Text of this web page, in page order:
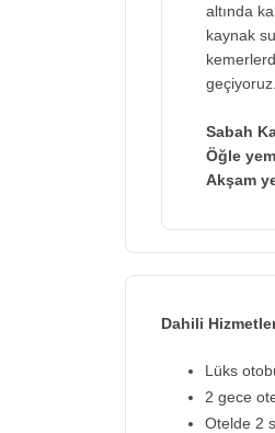
altında
kaynak
geçiyoruz.
Sabah
Öğle
Akşam
Dahili
Lüks
2 gece
Otelde 2